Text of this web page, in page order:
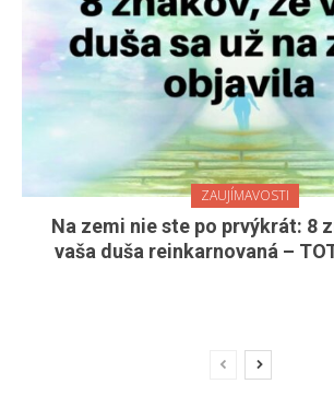
ZAUJÍMAVOSTI
Na zemi nie ste po prvýkrát: 8
vaša duša reinkarnovaná –